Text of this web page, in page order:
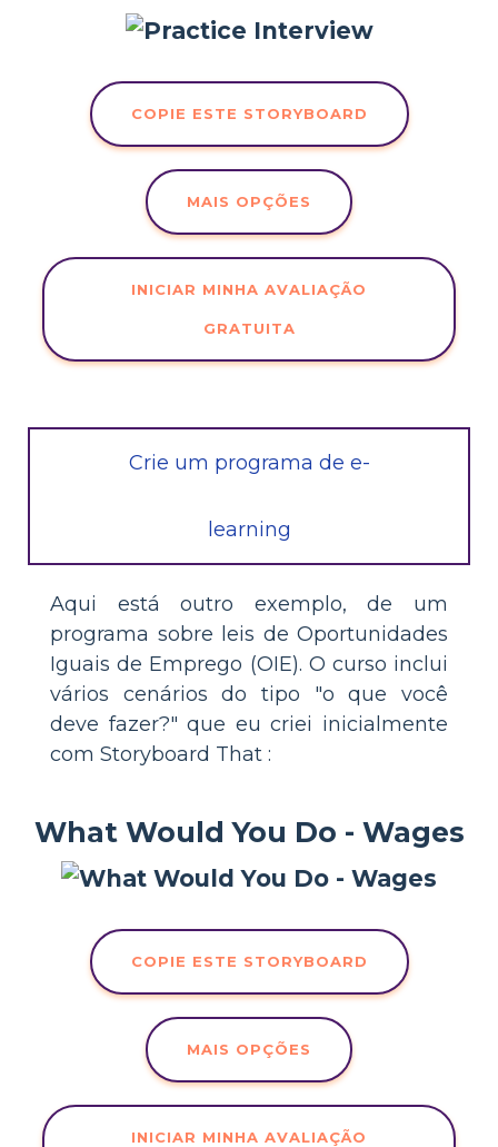
COPIE ESTE STORYBOARD
MAIS OPÇÕES
INICIAR MINHA AVALIAÇÃO
GRATUITA
Crie um programa de e-
learning
Aqui está outro exemplo, de um
programa sobre leis de Oportunidades
Iguais de Emprego (OIE). O curso inclui
vários cenários do tipo "o que você
deve fazer?" que eu criei inicialmente
com Storyboard That :
What Would You Do - Wages
COPIE ESTE STORYBOARD
MAIS OPÇÕES
INICIAR MINHA AVALIAÇÃO